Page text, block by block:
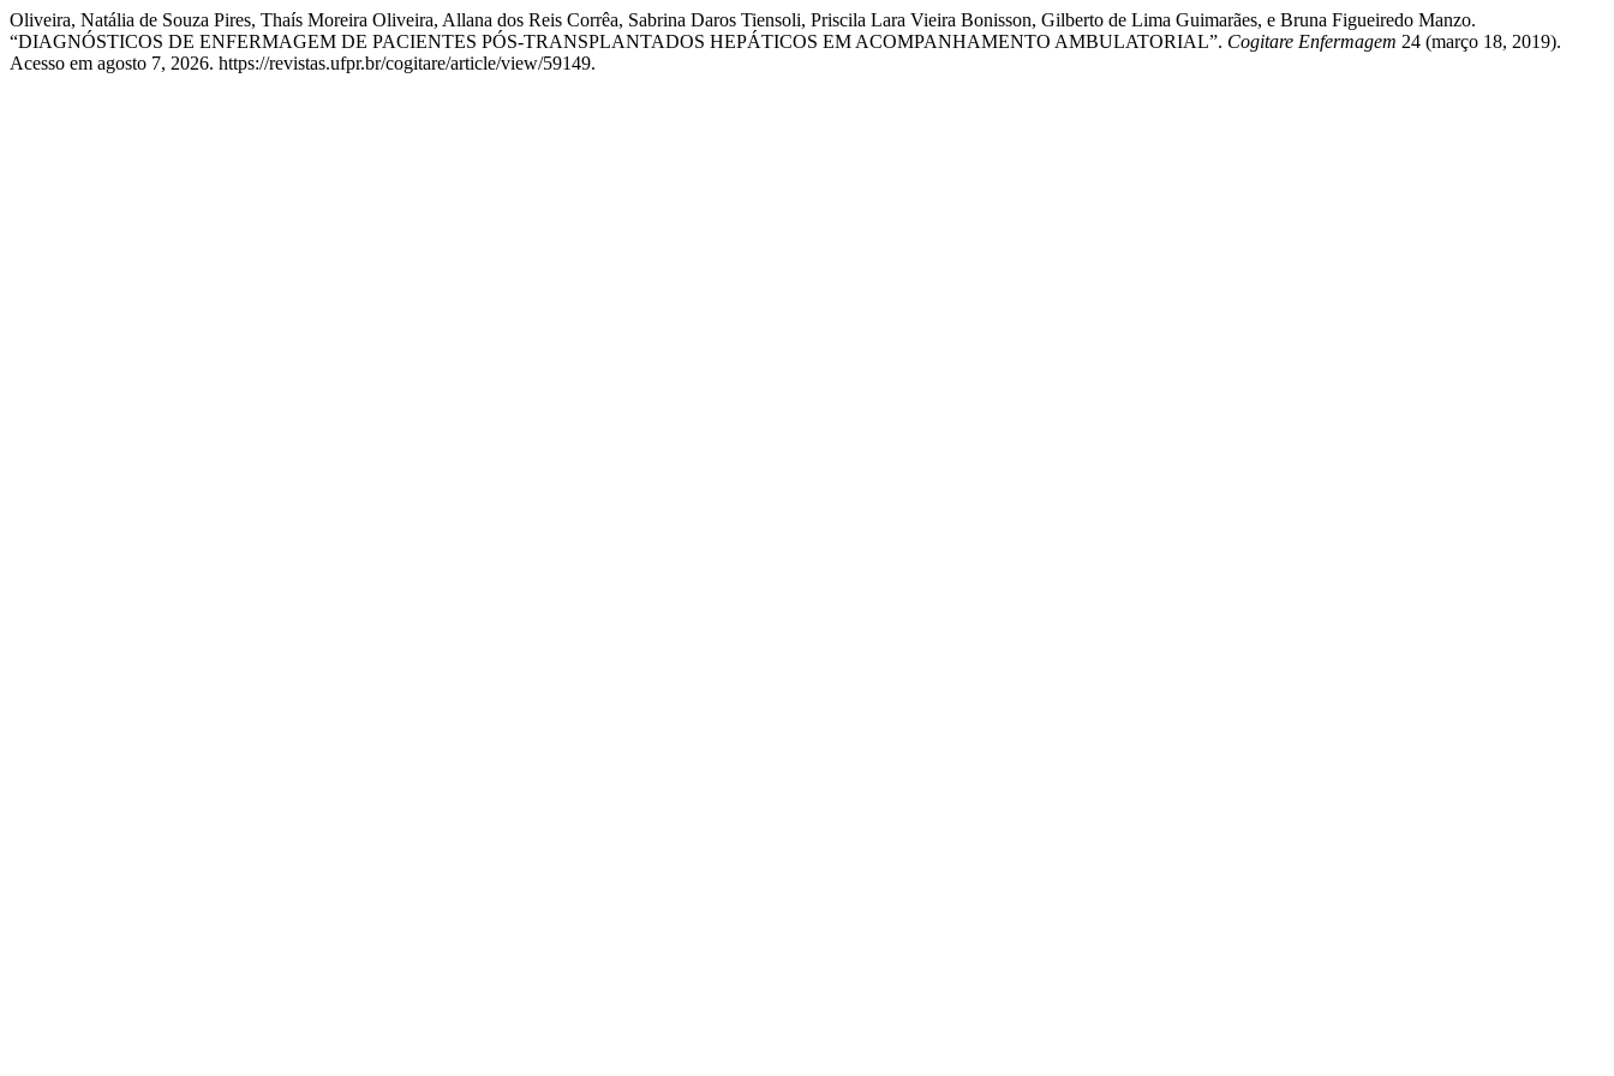
Oliveira, Natália de Souza Pires, Thaís Moreira Oliveira, Allana dos Reis Corrêa, Sabrina Daros Tiensoli, Priscila Lara Vieira Bonisson, Gilberto de Lima Guimarães, e Bruna Figueiredo Manzo.
“DIAGNÓSTICOS DE ENFERMAGEM DE PACIENTES PÓS-TRANSPLANTADOS HEPÁTICOS EM ACOMPANHAMENTO AMBULATORIAL”. Cogitare Enfermagem 24 (março 18, 2019).
Acesso em agosto 7, 2026. https://revistas.ufpr.br/cogitare/article/view/59149.